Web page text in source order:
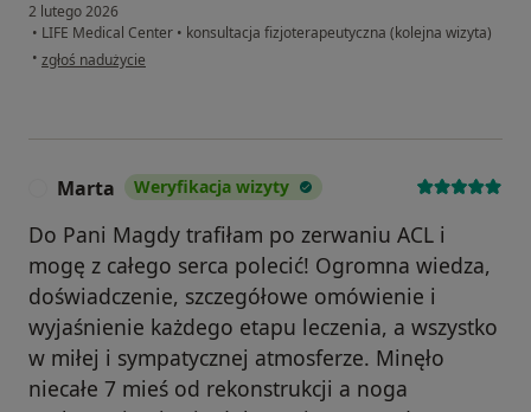
2 lutego 2026
• LIFE Medical Center • konsultacja fizjoterapeutyczna (kolejna wizyta)
• w opinii użytkownika Paweł
zgłoś nadużycie
Marta Weryfikacja wizyty
Do Pani Magdy trafiłam po zerwaniu ACL i
mogę z całego serca polecić! Ogromna wiedza,
doświadczenie, szczegółowe omówienie i
wyjaśnienie każdego etapu leczenia, a wszystko
w miłej i sympatycznej atmosferze. Minęło
niecałe 7 mieś od rekonstrukcji a noga